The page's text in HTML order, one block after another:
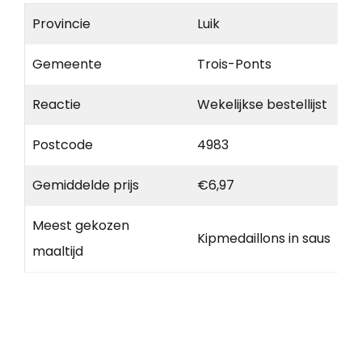
Provincie Luik
Gemeente Trois-Ponts
Reactie Wekelijkse bestellijst
Postcode 4983
Gemiddelde prijs €6,97
Meest gekozen
maaltijd
Kipmedaillons in saus